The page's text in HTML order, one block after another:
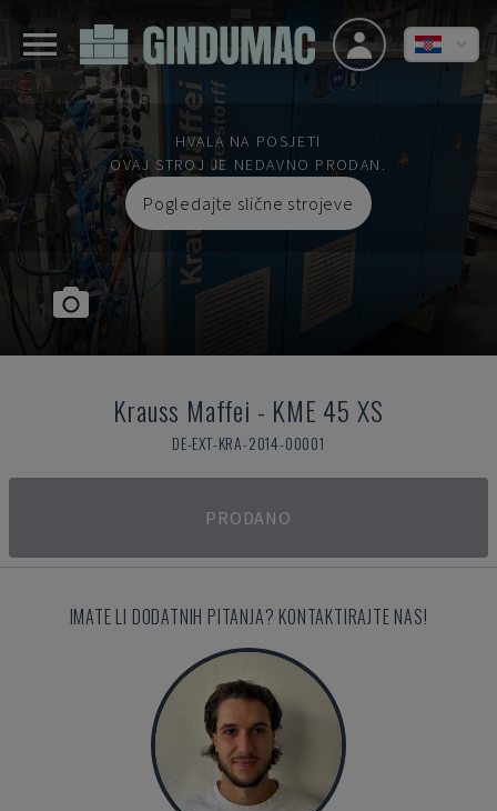
HVALA NA POSJETI
OVAJ STROJ JE NEDAVNO PRODAN.
Pogledajte slične strojeve
Krauss Maffei - KME 45 XS
DE-EXT-KRA-2014-00001
PRODANO
IMATE LI DODATNIH PITANJA? KONTAKTIRAJTE NAS!